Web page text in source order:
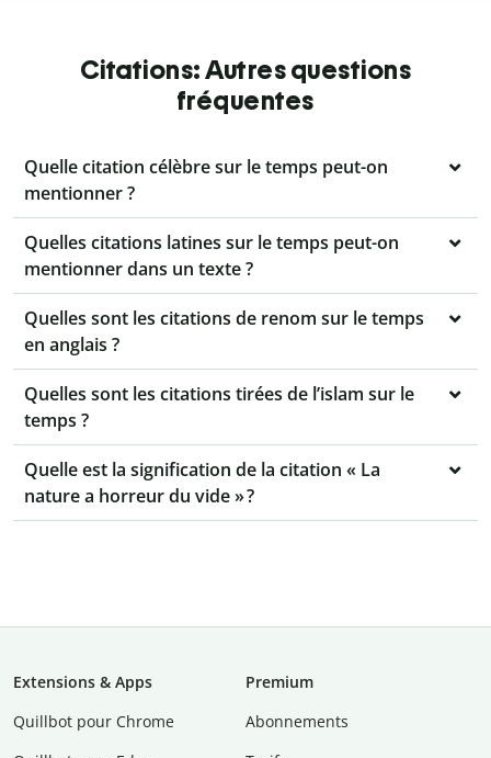
Citations: Autres questions
fréquentes
Quelle citation célèbre sur le temps peut-on
mentionner ?
Quelles citations latines sur le temps peut-on
mentionner dans un texte ?
Quelles sont les citations de renom sur le temps
en anglais ?
Quelles sont les citations tirées de l’islam sur le
temps ?
Quelle est la signification de la citation « La
nature a horreur du vide » ?
Extensions & Apps
Quillbot pour Chrome
Premium
Abonnements